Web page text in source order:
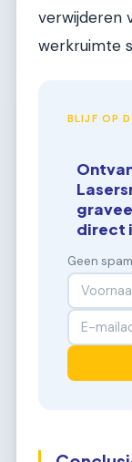
verwijderen
werkruimte
BLIJF OP
direct
Geen